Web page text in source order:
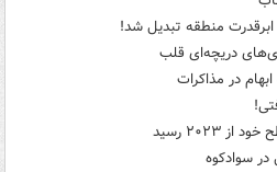
به ابرقدرت منطقه تبدیل شد!
دریچه‌ای قلب
در مذاکرات
۲۰۲۳ رسید
در سوادکوه